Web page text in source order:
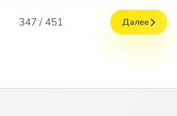
347 / 451 Далее